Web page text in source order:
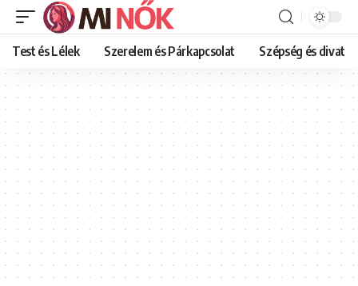
Test és Lélek Szerelem és Párkapcsolat Szépség és divat